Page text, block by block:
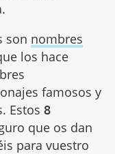
son nombres
los hace
famosos y
Estos 8
que os dan
para vuestro